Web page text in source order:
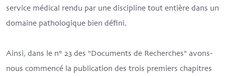
service médical rendu par une discipline tout entière dans un
domaine pathologique bien défini.
Ainsi, dans le n° 23 des "Documents de Recherches" avons-
nous commencé la publication des trois premiers chapitres